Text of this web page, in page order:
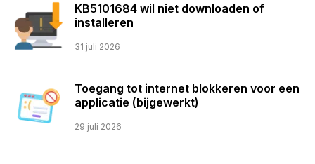
KB5101684 wil niet downloaden of
installeren
31 juli 2026
Toegang tot internet blokkeren voor een
applicatie (bijgewerkt)
29 juli 2026